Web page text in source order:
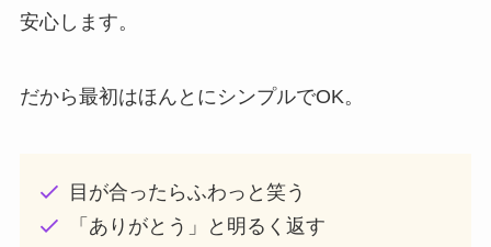
安心します。
だから最初はほんとにシンプルでOK。
目が合ったらふわっと笑う
「ありがとう」と明るく返す